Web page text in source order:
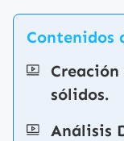
Contenidos
sólidos.
Análisis